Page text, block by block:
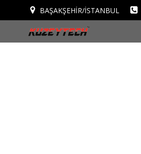
BAŞAKŞEHİR/İSTANBUL